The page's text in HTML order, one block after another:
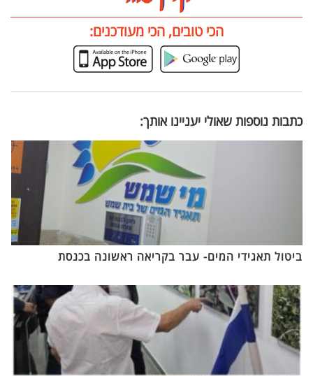
הכי טובים, הכי מעודכנים:
כתבות נוספות שאולי יעניינו אותך:
ביטול תאגידי המים- עבר בקריאה ראשונה בכנסת